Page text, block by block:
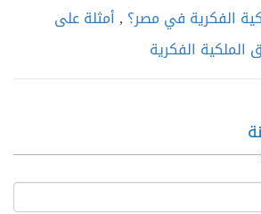
الفكرية في مصر؟ ,أمثلة على
الفكرية